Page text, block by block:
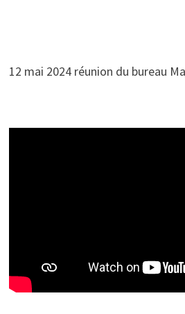
12 mai 2024 réunion du bureau